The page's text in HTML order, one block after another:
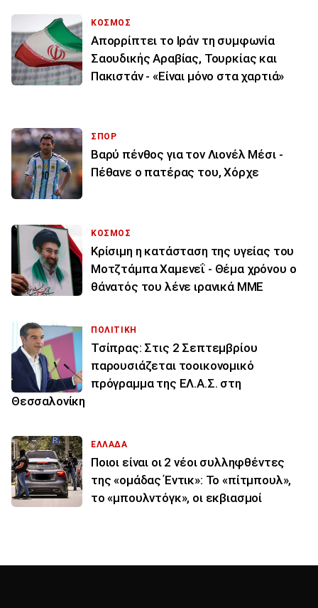
ΚΟΣΜΟΣ
Απορρίπτει το Ιράν τη συμφωνία
Σαουδικής Αραβίας, Τουρκίας και
Πακιστάν - «Είναι μόνο στα χαρτιά»
ΣΠΟΡ
Βαρύ πένθος για τον Λιονέλ Μέσι -
Πέθανε ο πατέρας του, Χόρχε
ΚΟΣΜΟΣ
Κρίσιμη η κατάσταση της υγείας του
Μοτζτάμπα Χαμενεΐ - Θέμα χρόνου ο
θάνατός του λένε ιρανικά ΜΜΕ
ΠΟΛΙΤΙΚΗ
Τσίπρας: Στις 2 Σεπτεμβρίου
παρουσιάζεται τοοικονομικό
πρόγραμμα της ΕΛ.Α.Σ. στη
Θεσσαλονίκη
ΕΛΛΑΔΑ
Ποιοι είναι οι 2 νέοι συλληφθέντες
της «ομάδας Έντικ»: Το «πίτμπουλ»,
το «μπουλντόγκ», οι εκβιασμοί